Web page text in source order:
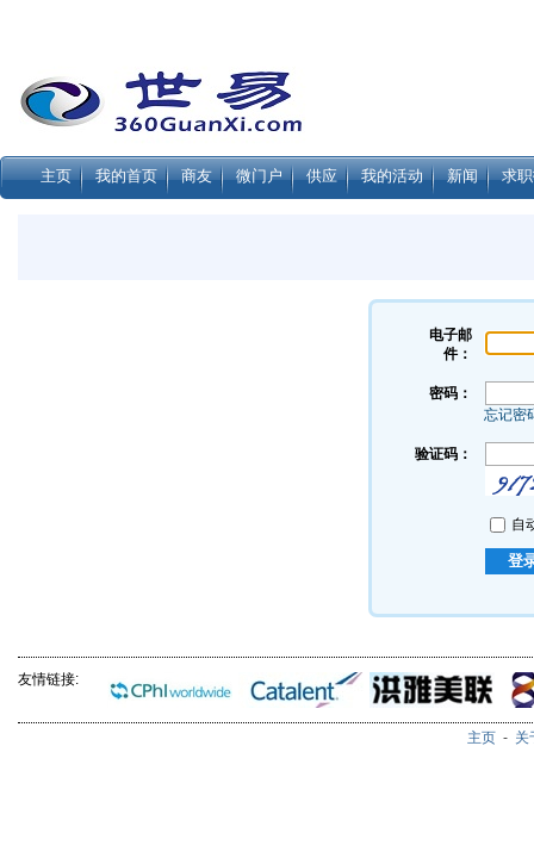
主页 我的首页 商友 微门户 供应 我的活动 新闻 求
电子邮
件：
密码：
忘记密
验证码：
自
友情链接:
主页 - 关